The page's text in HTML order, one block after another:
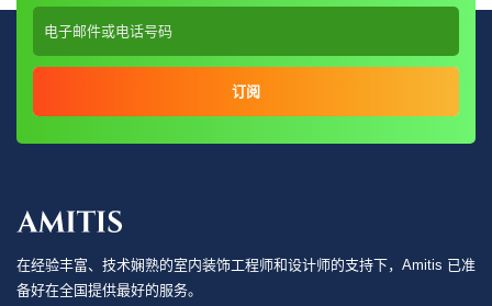
订阅
在经验丰富、技术娴熟的室内装饰工程师和设计师的支持下，Amitis 已准
备好在全国提供最好的服务。